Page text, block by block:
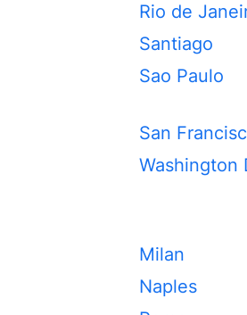
Rio de
Santiago
Sao Paulo
San
Washington
Milan
Naples